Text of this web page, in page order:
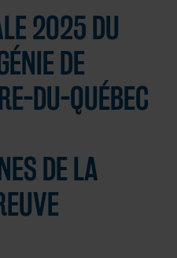
2025 DU
DE
DU-QUÉBEC
DE LA